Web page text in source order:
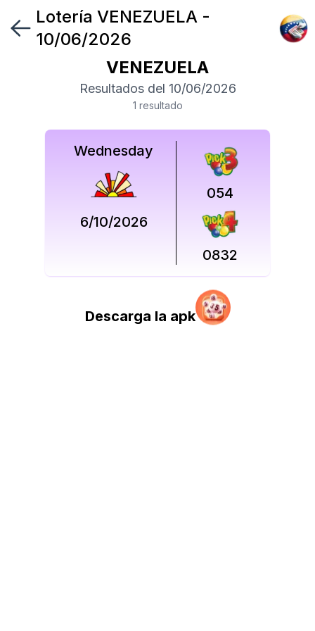
Síguenos
en
Lotería VENEZUELA-
10/06/2026
VENEZUELA
Resultados del 10/06/2026
1 resultado
Wednesday
6/10/2026
054
0832
Descarga la apk